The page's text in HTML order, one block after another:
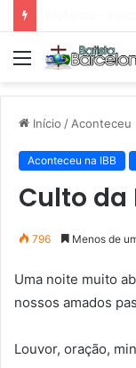
Menu
Início / Aconteceu
Aconteceu na IBB
Culto da
796 Menos de
Uma noite muito
nossos amados
Louvor, oração,